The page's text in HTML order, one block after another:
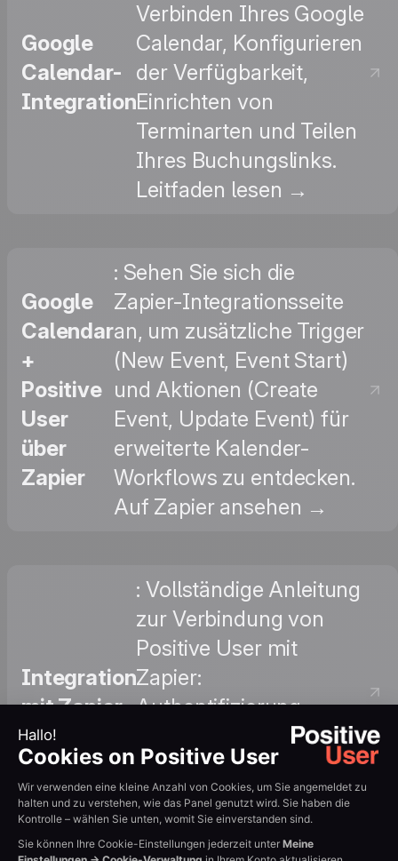
Google
Calendar-
Integration
Verbinden Ihres Google
Calendar, Konfigurieren
der Verfügbarkeit,
Einrichten von
Terminarten und Teilen
Ihres Buchungslinks.
Leitfaden lesen →
Google
Calendar
+
Positive
User
über
Zapier
: Sehen Sie sich die
Zapier-Integrationsseite
an, um zusätzliche Trigger
(New Event, Event Start)
und Aktionen (Create
Event, Update Event) für
erweiterte Kalender-
Workflows zu entdecken.
Auf Zapier ansehen →
Integration
mit Zapier
: Vollständige Anleitung
zur Verbindung von
Positive User mit
Zapier:
Authentifizierung,
Trigger, Aktionen und
Feld-Mapping.
Leitfaden lesen →